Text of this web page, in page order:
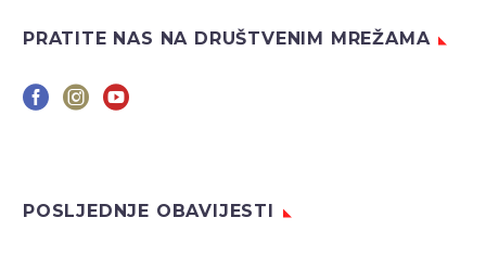
PRATITE NAS NA DRUŠTVENIM MREŽAMA
POSLJEDNJE OBAVIJESTI